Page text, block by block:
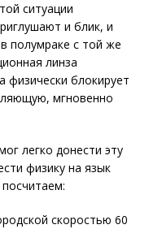
ситуации
и блик, и
полумраке с той же
линза
физически блокирует
мгновенно
легко донести эту
физику на язык
скоростью 60